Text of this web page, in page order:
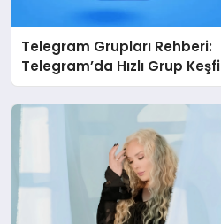
Telegram Grupları Rehberi:
Telegram’da Hızlı Grup Keşfi
İçin Grupbul.com